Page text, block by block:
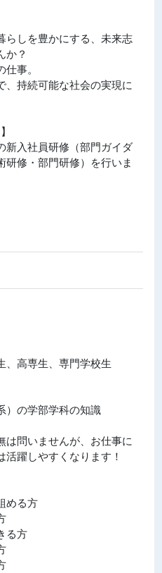
らしを豊かにする、未来志
か？
事。
、持続可能な社会の実現に
新入社員研修（部門ガイダ
研修・部門研修）を行いま
高専生、専門学校生
）の学部学科の知識
問いませんが、お仕事に
躍しやすくなります！
める方
る方